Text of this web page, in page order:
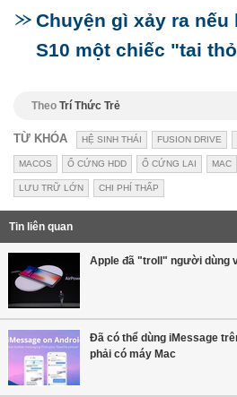
Chuyện gì xảy ra nếu
S10 một chiếc "tai
Theo Trí Thức Trẻ
TỪ KHÓA HỆ SINH THÁI FUSION DRIVE
MACOS Ổ CỨNG HDD Ổ CỨNG LAI MAC
LƯU TRỮ LỚN CHI PHÍ THẤP
Tin liên quan
Apple đã "troll" người dùng
Đã có thể dùng iMessage
phải có máy Mac